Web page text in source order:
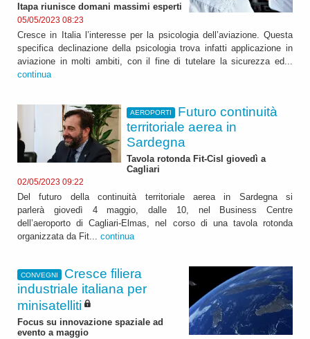
Itapa riunisce domani massimi esperti
05/05/2023 08:23
Cresce in Italia l’interesse per la psicologia dell’aviazione. Questa
specifica declinazione della psicologia trova infatti applicazione in
aviazione in molti ambiti, con il fine di tutelare la sicurezza ed...
continua
AEROPORTI
Futuro continuità
territoriale aerea in
Sardegna
Tavola rotonda Fit-Cisl giovedì a
Cagliari
02/05/2023 09:22
Del futuro della continuità territoriale aerea in Sardegna si
parlerà giovedì 4 maggio, dalle 10, nel Business Centre
dell’aeroporto di Cagliari-Elmas, nel corso di una tavola rotonda
organizzata da Fit... continua
CONVEGNI
Cresce filiera
industriale italiana per
minisatelliti
Focus su innovazione spaziale ad
evento a maggio